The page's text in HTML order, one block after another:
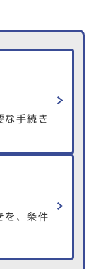
な手続き
を、条件